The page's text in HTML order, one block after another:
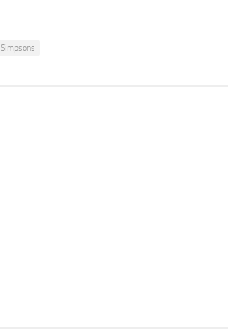
Simpsons